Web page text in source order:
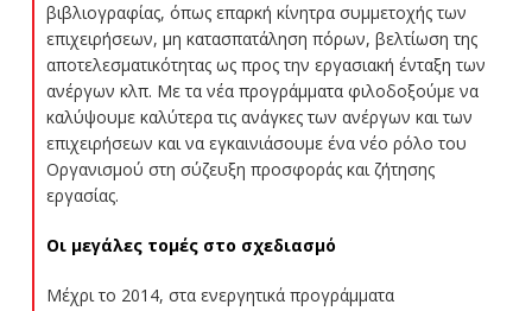
βιβλιογραφίας, όπως επαρκή κίνητρα συμμετοχής των
επιχειρήσεων, μη κατασπατάληση πόρων, βελτίωση της
αποτελεσματικότητας ως προς την εργασιακή ένταξη των
ανέργων κλπ. Με τα νέα προγράμματα φιλοδοξούμε να
καλύψουμε καλύτερα τις ανάγκες των ανέργων και των
επιχειρήσεων και να εγκαινιάσουμε ένα νέο ρόλο του
Οργανισμού στη σύζευξη προσφοράς και ζήτησης
εργασίας.
Οι μεγάλες τομές στο σχεδιασμό
Μέχρι το 2014, στα ενεργητικά προγράμματα